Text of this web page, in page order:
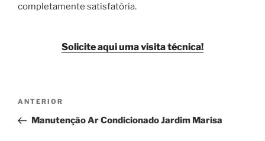
completamente satisfatória.
Solicite aqui uma visita técnica!
Navegação
Post
Post
anterior
ANTERIOR
Manutenção Ar Condicionado Jardim Marisa